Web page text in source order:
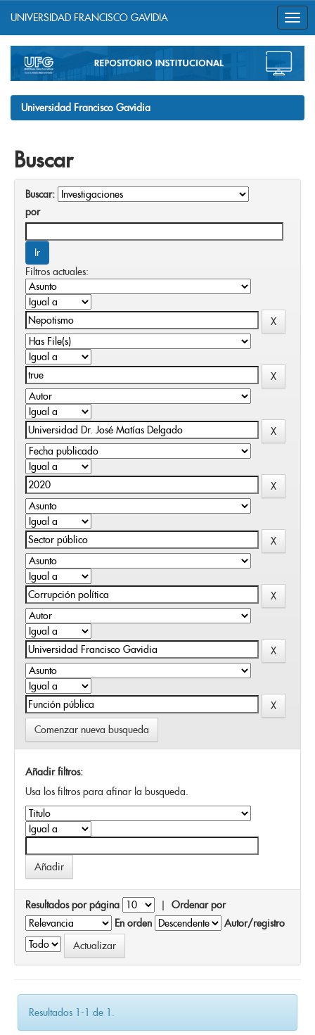
navigation
UNIVERSIDAD FRANCISCO GAVIDIA
Universidad Francisco Gavidia
Buscar
Buscar:
por
Filtros actuales:
Comenzar nueva busqueda
Añadir filtros:
Usa los filtros para afinar la busqueda.
Resultados por página | Ordenar por
En orden
Autor/registro
Resultados 1-1 de 1.